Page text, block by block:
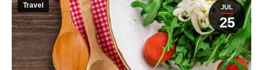
JUL
25
Travel